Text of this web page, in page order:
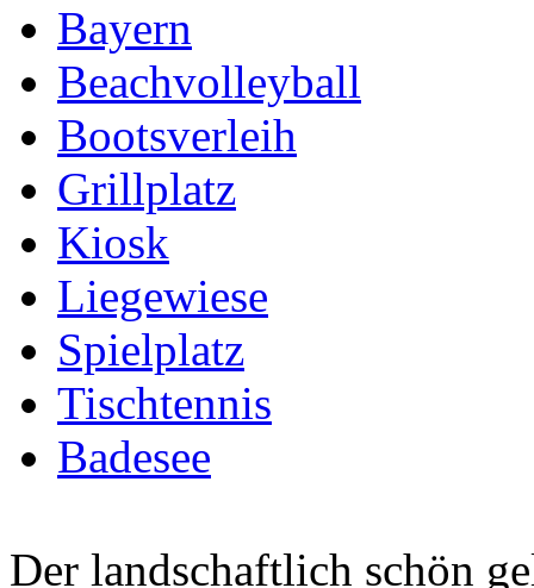
Bayern
Beachvolleyball
Bootsverleih
Grillplatz
Kiosk
Liegewiese
Spielplatz
Tischtennis
Badesee
Der landschaftlich schön